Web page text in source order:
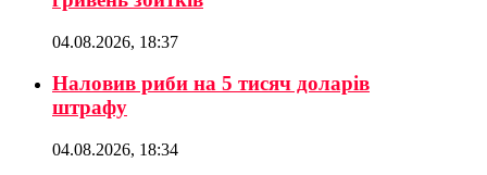
04.08.2026, 18:37
Наловив риби на 5 тисяч доларів
штрафу
04.08.2026, 18:34